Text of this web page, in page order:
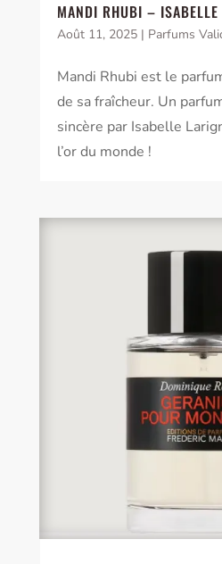
MANDI RHUBI – ISABELLE
Août 11, 2025| Parfums
Mandi Rhubi est le
de sa fraîcheur. Un
sincère par Isabelle
l’or du monde !